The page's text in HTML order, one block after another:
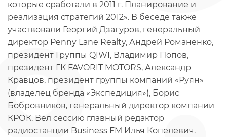
которые сработали в 2011 г. Планирование и
реализация стратегий 2012». В беседе также
участвовали Георгий Дзагуров, генеральный
директор Penny Lane Realty, Андрей Романенко,
президент Группы QIWI, Владимир Попов,
президент ГК FAVORIT MOTORS, Александр
Кравцов, президент группы компаний «Руян»
(владелец бренда «Экспедиция»), Борис
Бобровников, генеральный директор компании
КРОК. Вел сессию главный редактор
радиостанции Business FM Илья Копелевич.